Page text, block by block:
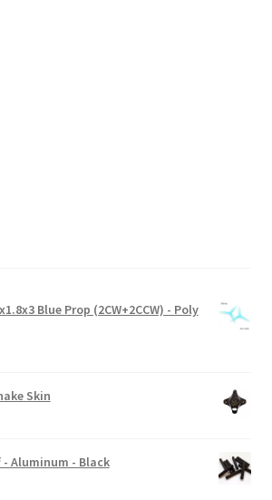
Blue Prop (2CW+2CCW) - Poly
Skin
Aluminum - Black